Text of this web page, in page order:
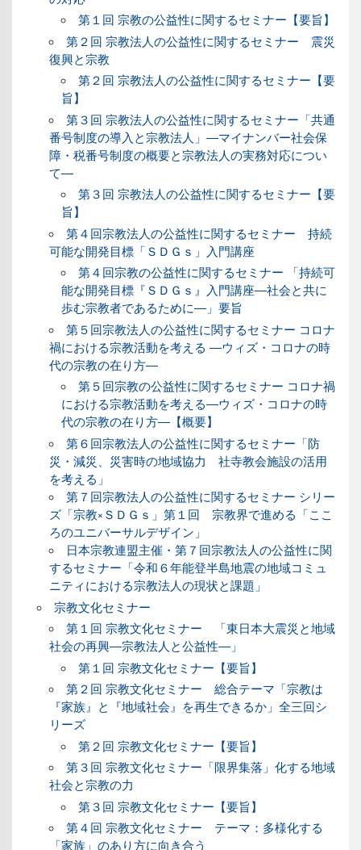
第１回 宗教の公益性に関するセミナー【要旨】
第２回 宗教法人の公益性に関するセミナー 震災
復興と宗教
第２回 宗教法人の公益性に関するセミナー【要
旨】
第３回 宗教法人の公益性に関するセミナー「共通
番号制度の導入と宗教法人」―マイナンバー社会保
障・税番号制度の概要と宗教法人の実務対応につい
て―
第３回 宗教法人の公益性に関するセミナー【要
旨】
第４回宗教法人の公益性に関するセミナー 持続
可能な開発目標「ＳＤＧｓ」入門講座
第４回宗教の公益性に関するセミナー 「持続可
能な開発目標『ＳＤＧｓ』入門講座―社会と共に
歩む宗教者であるために―」要旨
第５回宗教法人の公益性に関するセミナー コロナ
禍における宗教活動を考える ―ウィズ・コロナの時
代の宗教の在り方―
第５回宗教の公益性に関するセミナー コロナ禍
における宗教活動を考える―ウィズ・コロナの時
代の宗教の在り方―【概要】
第６回宗教法人の公益性に関するセミナー「防
災・減災、災害時の地域協力 社寺教会施設の活用
を考える」
第７回宗教法人の公益性に関するセミナー シリー
ズ「宗教×ＳＤＧｓ」第１回 宗教界で進める「ここ
ろのユニバーサルデザイン」
日本宗教連盟主催・第７回宗教法人の公益性に関
するセミナー「令和６年能登半島地震の地域コミュ
ニティにおける宗教法人の現状と課題」
宗教文化セミナー
第１回 宗教文化セミナー 「東日本大震災と地域
社会の再興―宗教法人と公益性―」
第１回 宗教文化セミナー【要旨】
第２回 宗教文化セミナー 総合テーマ「宗教は
『家族』と『地域社会』を再生できるか」全三回シ
リーズ
第２回 宗教文化セミナー【要旨】
第３回 宗教文化セミナー「限界集落」化する地域
社会と宗教の力
第３回 宗教文化セミナー【要旨】
第４回 宗教文化セミナー テーマ：多様化する
「家族」のあり方に向き合う